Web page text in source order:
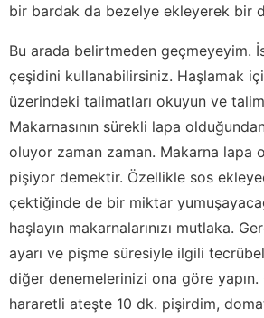
bir bardak da bezelye ekleyerek bir
Bu arada belirtmeden geçmeyeyim.
çeşidini kullanabilirsiniz. Haşlamak
üzerindeki talimatları okuyun ve
Makarnasının sürekli lapa
oluyor zaman zaman. Makarna lapa
pişiyor demektir. Özellikle sos
çektiğinde de bir miktar
haşlayın makarnalarınızı mutlaka.
ayarı ve pişme süresiyle ilgili
diğer denemelerinizi ona göre
hararetli ateşte 10 dk. pişirdim,